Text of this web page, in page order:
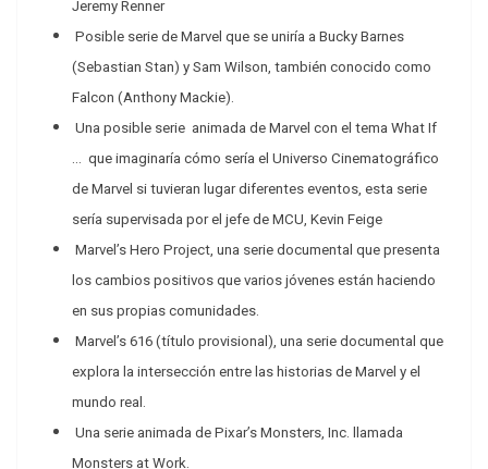
Jeremy Renner
Posible serie de Marvel que se uniría a Bucky Barnes
(Sebastian Stan) y Sam Wilson, también conocido como
Falcon (Anthony Mackie).
Una posible serie animada de Marvel con el tema What If
… que imaginaría cómo sería el Universo Cinematográfico
de Marvel si tuvieran lugar diferentes eventos, esta serie
sería supervisada por el jefe de MCU, Kevin Feige
Marvel’s Hero Project, una serie documental que presenta
los cambios positivos que varios jóvenes están haciendo
en sus propias comunidades.
Marvel’s 616 (título provisional), una serie documental que
explora la intersección entre las historias de Marvel y el
mundo real.
Una serie animada de Pixar’s Monsters, Inc. llamada
Monsters at Work.